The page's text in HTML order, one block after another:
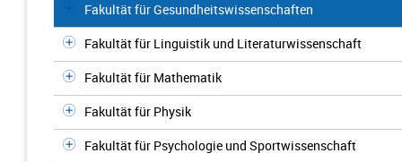
Fakultät für Gesundheitswissenschaften
Fakultät für Linguistik und Literaturwissenschaft
Fakultät für Mathematik
Fakultät für Physik
Fakultät für Psychologie und Sportwissenschaft